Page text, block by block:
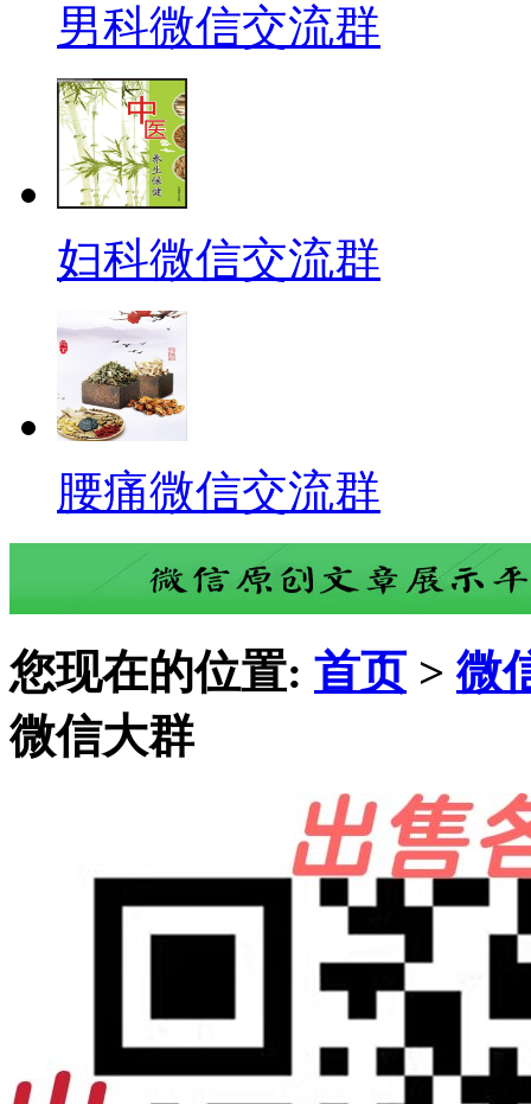
男科微信交流群
妇科微信交流群
腰痛微信交流群
您现在的位置: 首页 >微
微信大群